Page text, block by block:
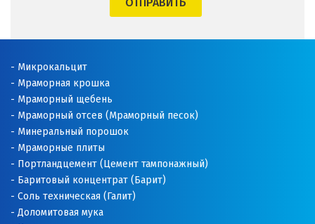
Микрокальцит
Мраморная крошка
Мраморный щебень
Мраморный отсев (Мраморный песок)
Минеральный порошок
Мраморные плиты
Портландцемент (Цемент тампонажный)
Баритовый концентрат (Барит)
Соль техническая (Галит)
Доломитовая мука